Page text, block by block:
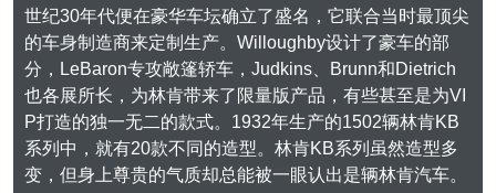
世纪30年代便在豪华车坛确立了盛名，它联合当时最顶尖
的车身制造商来定制生产。Willoughby设计了豪车的部
分，LeBaron专攻敞篷轿车，Judkins、Brunn和Dietrich
也各展所长，为林肯带来了限量版产品，有些甚至是为VI
P打造的独一无二的款式。1932年生产的1502辆林肯KB
系列中，就有20款不同的造型。林肯KB系列虽然造型多
变，但身上尊贵的气质却总能被一眼认出是辆林肯汽车。